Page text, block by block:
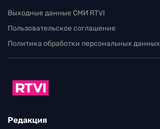
Выходные данные СМИ RTVI
Пользовательское соглашение
Политика обработки персональных данных
Редакция